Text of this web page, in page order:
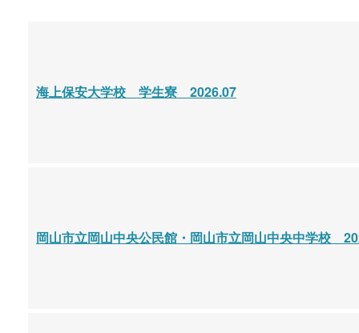
海上保安大学校 学生寮 2026.07
岡山市立岡山中央公民館・岡山市立岡山中央中学校